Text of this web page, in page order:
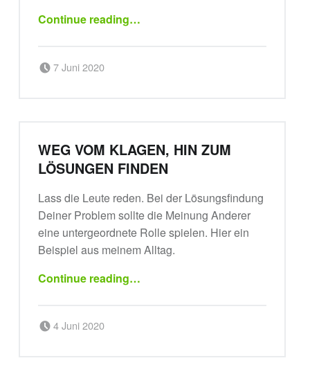
Continue reading…
7 Juni 2020
WEG VOM KLAGEN, HIN ZUM
LÖSUNGEN FINDEN
Lass die Leute reden. Bei der Lösungsfindung
Deiner Problem sollte die Meinung Anderer
eine untergeordnete Rolle spielen. Hier ein
Beispiel aus meinem Alltag.
Continue reading“Weg vom Klagen, hin zum Lösungen finden”
…
4 Juni 2020